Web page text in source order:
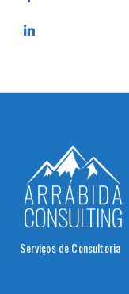
Serviços de Consultoria